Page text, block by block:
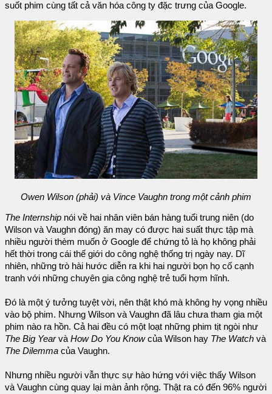
suốt phim cùng tất cả văn hóa công ty đặc trưng của Google.
Owen Wilson (phải) và Vince Vaughn trong một cảnh phim
The Internship nói về hai nhân viên bán hàng tuổi trung niên (do
Wilson và Vaughn đóng) ăn may có được hai suất thực tập mà
nhiều người thèm muốn ở Google để chứng tỏ là họ không phải
hết thời trong cái thế giới do công nghệ thống trị ngày nay. Dĩ
nhiên, những trò hài hước diễn ra khi hai người bọn họ cố cạnh
tranh với những chuyên gia công nghệ trẻ tuổi hợm hĩnh.
Đó là một ý tưởng tuyệt vời, nên thật khó mà không hy vọng nhiều
vào bộ phim. Nhưng Wilson và Vaughn đã lâu chưa tham gia một
phim nào ra hồn. Cả hai đều có một loạt những phim tịt ngòi như
The Big YearvàHow Do You Knowcủa Wilson hay The Watch và
The Dilemma của Vaughn.
Nhưng nhiều người vẫn thực sự hào hứng với việc thấy Wilson
và Vaughn cùng quay lại màn ảnh rộng. Thật ra có đến 96% người